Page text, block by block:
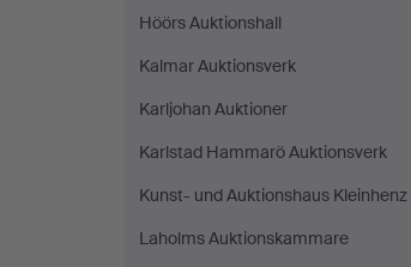
Höörs Auktionshall
Kalmar Auktionsverk
Karljohan Auktioner
Karlstad Hammarö Auktionsverk
Kunst- und Auktionshaus Kleinhenz
Laholms Auktionskammare